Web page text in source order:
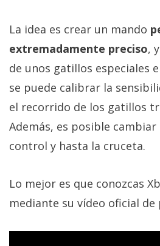
de
privacidad
/
Legal
El medio de
comunicación
digital donde
noticias sobre
tecnología,
móviles,
apps,
La idea es crear un mando
extremadamente preciso,
de unos gatillos especiales
se puede calibrar la
el recorrido de los gatillos
Además, es posible
control y hasta la cruceta.
Lo mejor es que conozcas
mediante su vídeo oficial de